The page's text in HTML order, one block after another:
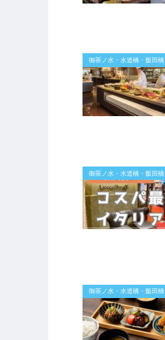
御茶ノ水・水道橋・飯田橋
御茶ノ水・水道橋・飯田橋
御茶ノ水・水道橋・飯田橋